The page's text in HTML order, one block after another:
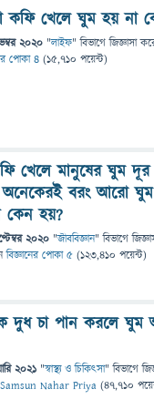
কফি খেলে ঘুম হয় না
2020 "লাইফ" বিভাগে জিজ্ঞাসা
পোকা ৪ (15,710 পয়েন্ট)
খেলে মানুষের ঘুম
অনেকেরই বরং আরো
হয়?
2020 "জীববিজ্ঞান" বিভাগে
বিজ্ঞানের পোকা ৫ (123,410 পয়েন্ট)
দুধ চা পান করলে ঘুম
2021 "স্বাস্থ্য ও চিকিৎসা" বিভাগে
Samsun Nahar Priya (47,710